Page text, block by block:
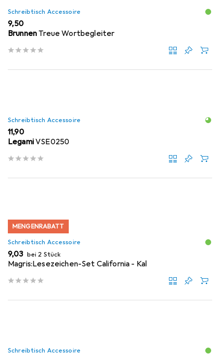
Schreibtisch Accessoire
EUR
9,50
Brunnen Treue Wortbegleiter
Schreibtisch Accessoire
EUR
11,90
LegamiVSE0250
MENGENRABATT
Schreibtisch Accessoire
EUR
9,03 bei 2 Stück
Magris:Lesezeichen-Set California - Kal
Schreibtisch Accessoire